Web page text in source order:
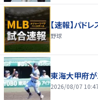
【速報】パド
野球
東海大甲府
2026/08/07